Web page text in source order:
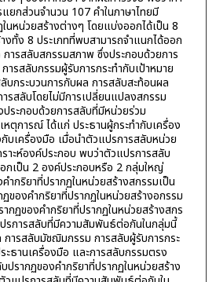
ยกส่วนจำนวน 107 คำในภาษาไทยมี
นหน่วยสร้างต่างๆ โดยแบ่งออกได้เป็น 8
งทั้ง 8 ประเภทที่พบสามารถจำแนกได้ออก
ารสลับสกรรมสภาพ ซึ่งประกอบด้วยการ
ารสลับกรรมผู้รับการกระทำกับเป้าหมาย
บกระบวนการกับผล การสลับสะท้อนผล
สลับโดยไม่มีการเปลี่ยนแปลงสกรรม
ประกอบด้วยการสลับที่มีหน่วยร่วม
หตุการณ์ ได้แก่ ประธานผู้กระทำกับเครื่อง
บเครื่องมือ เมื่อนำตัวแปรการสลับหน่วย
าะห์องค์ประกอบ พบว่าตัวแปรการสลับ
กเป็น 2 องค์ประกอบหรือ 2 กลุ่มใหญ่
ำกริยาที่ปรากฏในหน่วยสร้างสกรรมเป็น
ของคำกริยาที่ปรากฏในหน่วยสร้างอกรรม
กฏของคำกริยาที่ปรากฏในหน่วยสร้างสกร
รการสลับที่มีความสัมพันธ์ต่อกันในกลุ่มนี้
การสลับมัชฌิมกรรม การสลับผู้รับการกระ
ะธานเครื่องมือ และการสลับกรรมตรง
ปรากฏของคำกริยาที่ปรากฏในหน่วยสร้าง